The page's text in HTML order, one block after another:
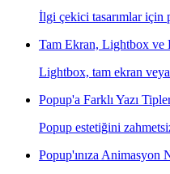
İlgi çekici tasarımlar için
Tam Ekran, Lightbox ve
Lightbox, tam ekran
Popup'a Farklı Yazı
Popup estetiğini
Popup'ınıza Animasyon